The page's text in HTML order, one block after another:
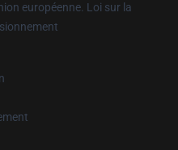
européenne. Loi sur la